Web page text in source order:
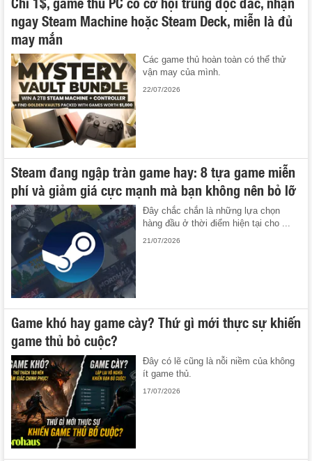
ngay Steam Machine hoặc Steam Deck, miễn là đủ
may mắn
Các game thủ hoàn toàn có thể thử
vận may của mình.
22/07/2026
Steam đang ngập tràn game hay: 8 tựa game miễn
phí và giảm giá cực mạnh mà bạn không nên bỏ lỡ
Đây chắc chắn là những lựa chọn
hàng đầu ở thời điểm hiện tại cho ...
21/07/2026
Game khó hay game cày? Thứ gì mới thực sự khiến
game thủ bỏ cuộc?
Đây có lẽ cũng là nỗi niềm của không
ít game thủ.
17/07/2026